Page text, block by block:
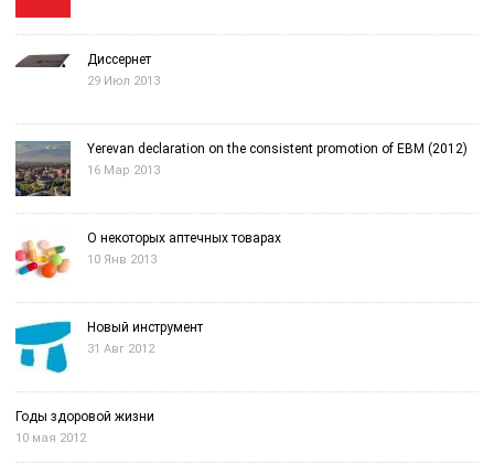
Диссернет
29 Июл 2013
Yerevan declaration on the consistent promotion of EBM (2012)
16 Мар 2013
О некоторых аптечных товарах
10 Янв 2013
Новый инструмент
31 Авг 2012
Годы здоровой жизни
10 мая 2012